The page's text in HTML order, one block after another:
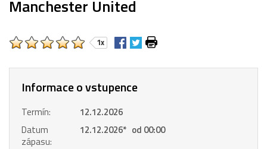
Manchester United
1x
Informace o vstupence
Termín:
12.12.2026
Datum
zápasu:
12.12.2026* od 00:00